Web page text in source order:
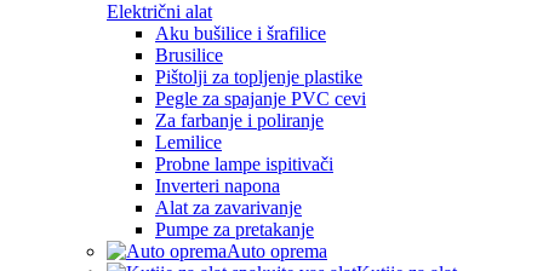
Električni alat
Aku bušilice i šrafilice
Brusilice
Pištolji za topljenje plastike
Pegle za spajanje PVC cevi
Za farbanje i poliranje
Lemilice
Probne lampe ispitivači
Inverteri napona
Alat za zavarivanje
Pumpe za pretakanje
Auto oprema